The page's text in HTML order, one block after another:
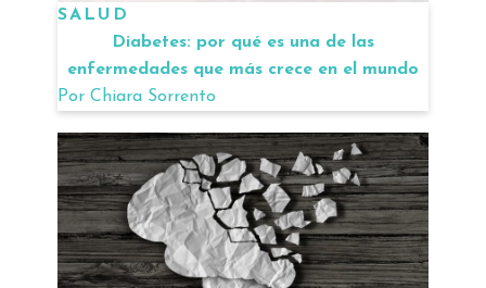
SALUD
Diabetes: por qué es una de las
enfermedades que más crece en el mundo
Por Chiara Sorrento